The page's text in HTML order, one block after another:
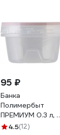
95 ₽
Банка
Полимербыт
ПРЕМИУМ 0.3 л, с
герметичной
4.5(12)